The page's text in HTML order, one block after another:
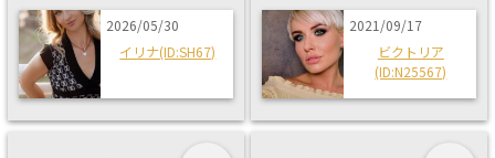
2026/05/30
イリナ(ID:SH67)
2021/09/17
ビクトリア
(ID:N25567)